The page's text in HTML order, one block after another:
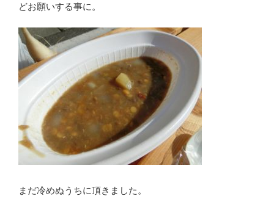
どお願いする事に。
まだ冷めぬうちに頂きました。